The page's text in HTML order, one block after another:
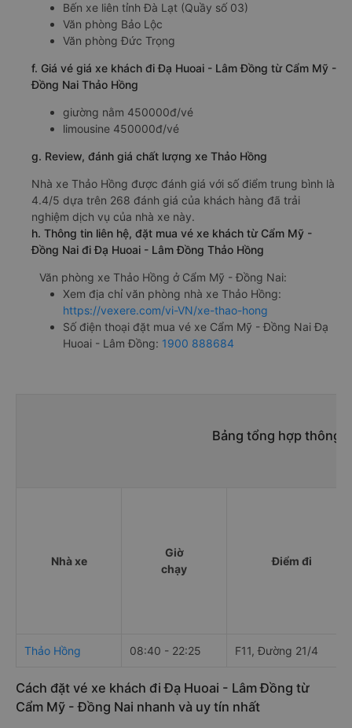
Bến xe liên tỉnh Đà Lạt (Quầy số 03)
Văn phòng Bảo Lộc
Văn phòng Đức Trọng
f. Giá vé giá xe khách đi Đạ Huoai - Lâm Đồng từ Cẩm Mỹ -
Đồng Nai Thảo Hồng
giường nằm 450000đ/vé
limousine 450000đ/vé
g. Review, đánh giá chất lượng xe Thảo Hồng
Nhà xe Thảo Hồng được đánh giá với số điểm trung bình là
4.4/5 dựa trên 268 đánh giá của khách hàng đã trải
nghiệm dịch vụ của nhà xe này.
h. Thông tin liên hệ, đặt mua vé xe khách từ Cẩm Mỹ -
Đồng Nai đi Đạ Huoai - Lâm Đồng Thảo Hồng
Văn phòng xe Thảo Hồng ở Cẩm Mỹ - Đồng Nai:
Xem địa chỉ văn phòng nhà xe Thảo Hồng:
https://vexere.com/vi-VN/xe-thao-hong
Số điện thoại đặt mua vé xe Cẩm Mỹ - Đồng Nai Đạ
Huoai - Lâm Đồng: 1900 888684
Bảng tổng hợp thông
Nhà xe
Giờ
chạy
Điểm đi
Thảo Hồng 08:40 - 22:25 F11, Đường 21/4
Cách đặt vé xe khách đi Đạ Huoai - Lâm Đồng từ
Cẩm Mỹ - Đồng Nai nhanh và uy tín nhất